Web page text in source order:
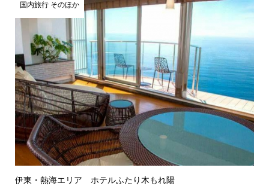
国内旅行 そのほか
伊東・熱海エリア ホテルふたり木もれ陽